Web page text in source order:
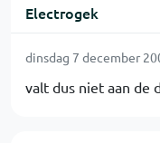
Electrogek
dinsdag 7 december
valt dus niet aan de